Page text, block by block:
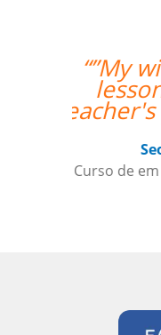
“”O
me
às
Curso